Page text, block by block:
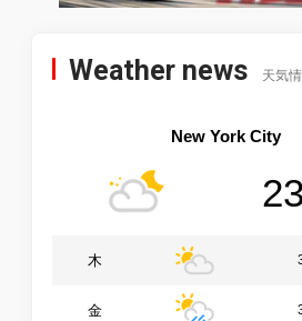
Weather news 天気
New York City
木
金